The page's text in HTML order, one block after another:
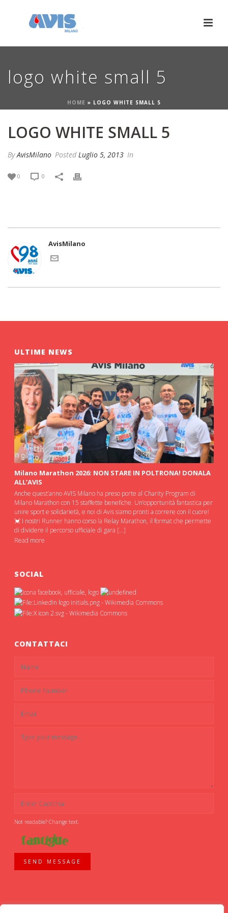
logo white small 5
HOME » LOGO WHITE SMALL 5
LOGO WHITE SMALL 5
ByAvisMilano Posted Luglio 5, 2013 In
0 0
AvisMilano
ULTIME NEWS
Milano Marathon 2026: NON STARE IN POLTRONA! DONALA
ALL’AVIS
Anche quest’anno AVIS Milano ha preso porte al Charity Program di
Milano Marathon con 15 staffette benefiche. Un’opportunità fantastica per
unire sport e solidarietà, e noi di Avis siamo pronti a correre con il cuore!
💓 I nostri Runner hanno corso la Relay Marathon, il format che permette
di dividere il percorso ufficiale di gara […]
Read more
SOCIAL
CONTATTACI
Not readable? Change text.
SEND MESSAGE